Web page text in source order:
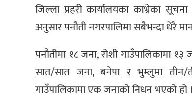
जिल्ला प्रहरी कार्यालयका काभ्रेका
अनुसार पनौती नगरपालिमा सबैभन्दा धेरै
पनौतीमा १८ जना, रोशी गाउँपालिकामा
सात/सात जना, बनेपा र भुम्लुमा तीन/
गाउँपालिकामा एक जनाको निधन भएको हो ।